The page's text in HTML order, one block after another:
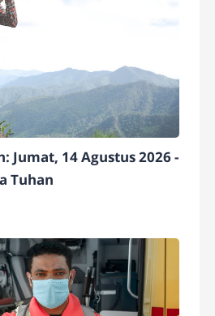
Jumat, 14 Agustus 2026 -
Tuhan